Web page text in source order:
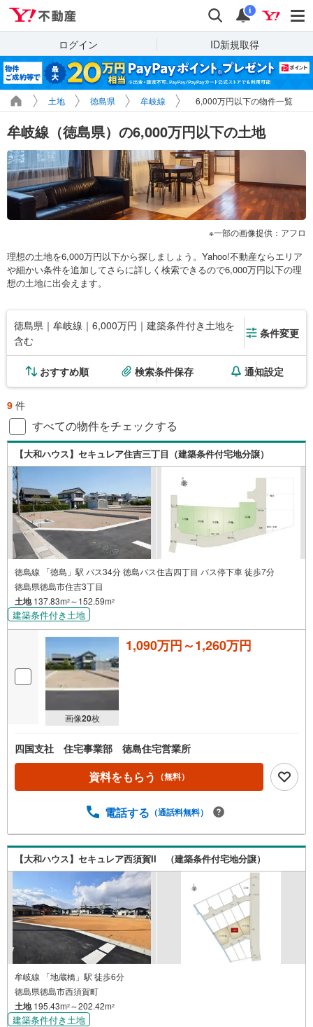
検索 通知
i
ログイン ID新規取得
土地 徳島県 牟岐線 6,000万円以下の物件一覧
牟岐線（徳島県）の6,000万円以下の土地
一部の画像提供：アフロ
理想の土地を6,000万円以下から探しましょう。Yahoo!不動産ならエリア
や細かい条件を追加してさらに詳しく検索できるので6,000万円以下の理
想の土地に出会えます。
徳島県｜牟岐線｜6,000万円｜建築条件付き土地を
含む
条件変更
おすすめ順 検索条件保存 通知設定
9 件
すべての物件をチェックする
【大和ハウス】セキュレア住吉三丁目（建築条件付宅地分譲）
徳島線 「徳島」駅 バス34分 徳島バス住吉四丁目 バス停下車 徒歩7分
徳島県徳島市住吉3丁目
土地137.83m2 ～152.59m2
建築条件付き土地
画像20枚
1,090万円～1,260万円
四国支社 住宅事業部 徳島住宅営業所
資料をもらう （無料）
電話する （通話料無料）
【大和ハウス】セキュレア西須賀II （建築条件付宅地分譲）
牟岐線 「地蔵橋」駅 徒歩6分
徳島県徳島市西須賀町
土地195.43m2 ～202.42m2
建築条件付き土地